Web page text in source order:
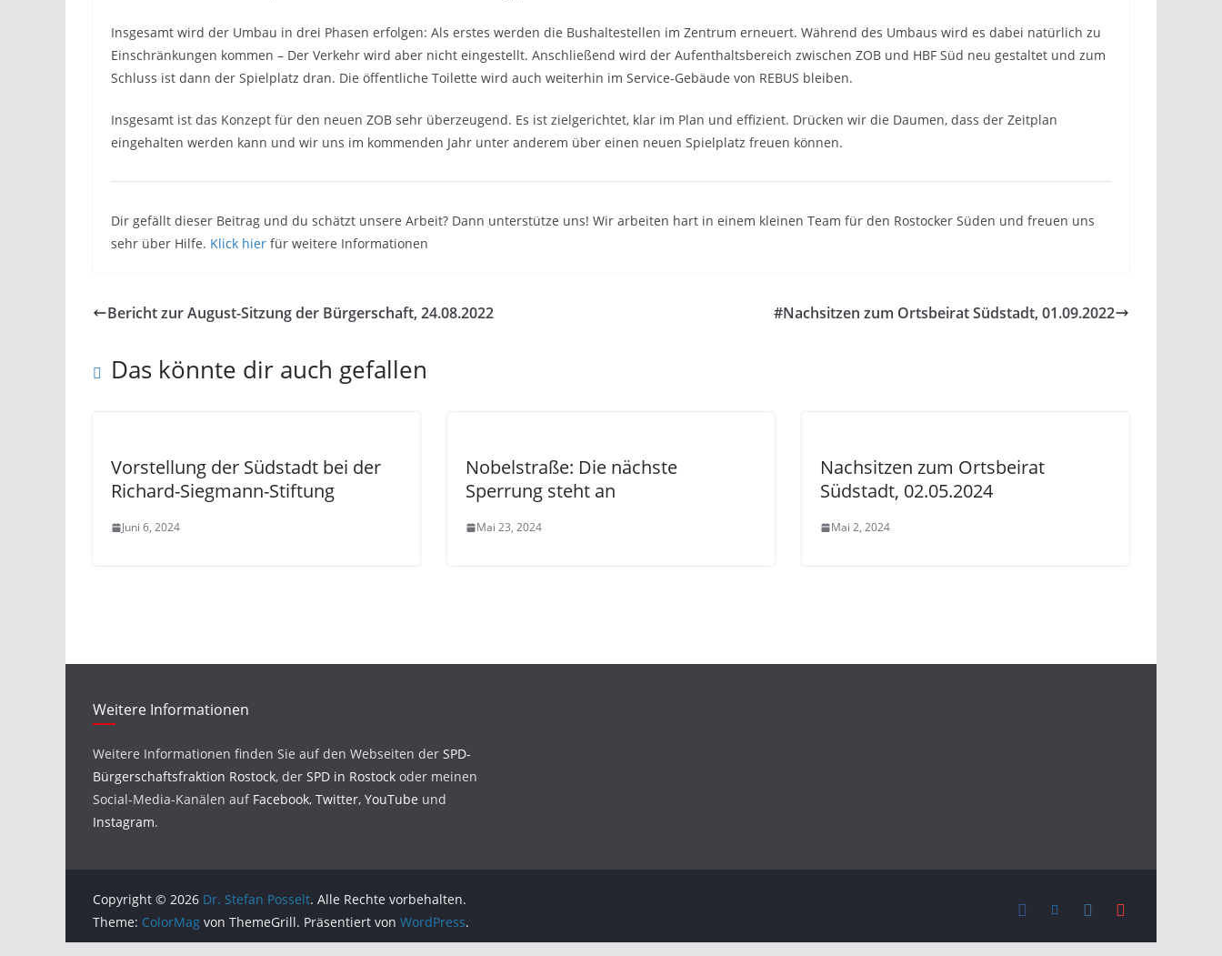
Insgesamt wird der Umbau in drei Phasen erfolgen: Als erstes werden die Bushaltestellen im Zentrum erneuert. Während des Umbaus wird es dabei natürlich zu
Einschränkungen kommen – Der Verkehr wird aber nicht eingestellt. Anschließend wird der Aufenthaltsbereich zwischen ZOB und HBF Süd neu gestaltet und zum
Schluss ist dann der Spielplatz dran. Die öffentliche Toilette wird auch weiterhin im Service-Gebäude von REBUS bleiben.
Insgesamt ist das Konzept für den neuen ZOB sehr überzeugend. Es ist zielgerichtet, klar im Plan und effizient. Drücken wir die Daumen, dass der Zeitplan
eingehalten werden kann und wir uns im kommenden Jahr unter anderem über einen neuen Spielplatz freuen können.
Dir gefällt dieser Beitrag und du schätzt unsere Arbeit? Dann unterstütze uns! Wir arbeiten hart in einem kleinen Team für den Rostocker Süden und freuen uns
sehr über Hilfe. Klick hier für weitere Informationen
Bericht zur August-Sitzung der Bürgerschaft, 24.08.2022 #Nachsitzen zum Ortsbeirat Südstadt, 01.09.2022
Das könnte dir auch gefallen
Vorstellung der Südstadt bei der
Richard-Siegmann-Stiftung
Juni 6, 2024
Nobelstraße: Die nächste
Sperrung steht an
Mai 23, 2024
Nachsitzen zum Ortsbeirat
Südstadt, 02.05.2024
Mai 2, 2024
Weitere Informationen
Weitere Informationen finden Sie auf den Webseiten der SPD-
Bürgerschaftsfraktion Rostock, der SPD in Rostock oder meinen
Social-Media-Kanälen auf Facebook, Twitter, YouTube und
Instagram.
Copyright © 2026 Dr. Stefan Posselt. Alle Rechte vorbehalten.
Theme: ColorMag von ThemeGrill. Präsentiert von WordPress.